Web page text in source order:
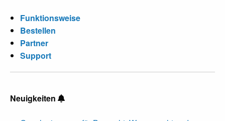
Funktionsweise
Bestellen
Partner
Support
Neuigkeiten